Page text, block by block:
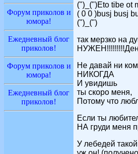
Форум приколов и
юмора!
Ежедневный блог
приколов!
Форум приколов и
юмора!
Ежедневный блог
приколов!
(")_(")Eto tibe ot
( 0 0 )busj busj
(")_(")
так мерзко на
Не давай ни
НИКОГДА
И увидишь
ты скоро меня,
Потому что
Если ты
НА груди меня
У лебедей